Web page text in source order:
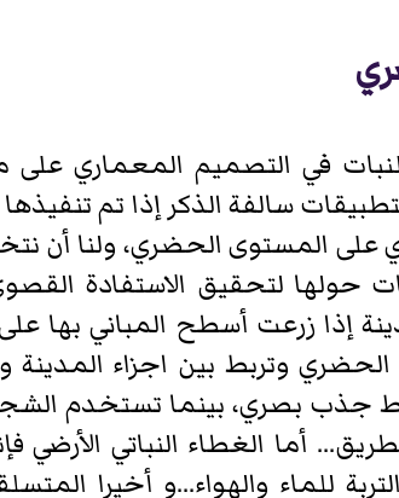
في التصميم المعماري
سالفة الذكر إذا تم
أي على المستوى الحضري، ولنا
حولها لتحقيق الاستفادة
إذا زرعت أسطح المباني بها على
وتربط بين اجزاء
جذب بصري، بينما تستخدم
أما الغطاء النباتي الأرضي
للماء والهواء...و أخيرا